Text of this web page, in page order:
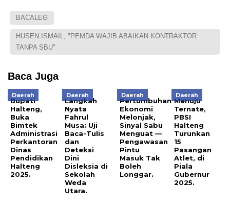
BACALEG
HUSEN ISMAIL; "PEMDA WAJIB ABAIKAN KONTRAKTOR
TANPA SBU"
Baca Juga
Daerah
Bupati
Halteng,
Buka
Bimtek
Administrasi
Perkantoran
Dinas
Pendidikan
Halteng
2025.
Daerah
Langkah
Nyata
Fahrul
Musa: Uji
Baca-Tulis
dan
Deteksi
Dini
Disleksia di
Sekolah
Weda
Utara.
Daerah
Pertumbuhan
Ekonomi
Melonjak,
Sinyal Sabu
Menguat —
Pengawasan
Pintu
Masuk Tak
Boleh
Longgar.
Daerah
Menuju
Ternate,
PBSI
Halteng
Turunkan
15
Pasangan
Atlet, di
Piala
Gubernur
2025.